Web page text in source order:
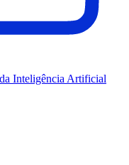
Inteligência Artificial